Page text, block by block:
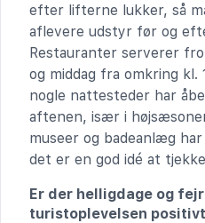
efter lifterne lukker, så
aflevere udstyr før og
Restauranter serverer
og middag fra omkring kl.
nogle nattesteder har
aftenen, især i
museer og badeanlæg
det er en god idé at
Er der helligdage og
turistoplevelsen